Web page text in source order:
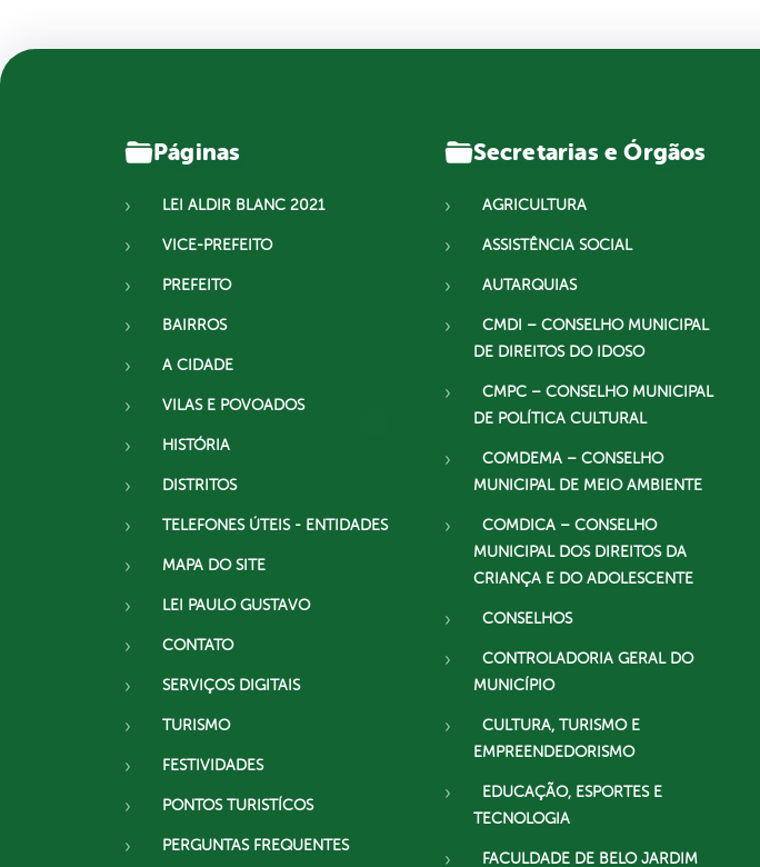
Páginas
LEI ALDIR BLANC 2021
VICE-PREFEITO
PREFEITO
BAIRROS
A CIDADE
VILAS E POVOADOS
HISTÓRIA
DISTRITOS
TELEFONES ÚTEIS - ENTIDADES
MAPA DO SITE
LEI PAULO GUSTAVO
CONTATO
SERVIÇOS DIGITAIS
TURISMO
FESTIVIDADES
PONTOS TURISTÍCOS
PERGUNTAS FREQUENTES
Secretarias e Órgãos
AGRICULTURA
ASSISTÊNCIA SOCIAL
AUTARQUIAS
CMDI – CONSELHO MUNICIPAL
DE DIREITOS DO IDOSO
CMPC – CONSELHO MUNICIPAL
DE POLÍTICA CULTURAL
COMDEMA – CONSELHO
MUNICIPAL DE MEIO AMBIENTE
COMDICA – CONSELHO
MUNICIPAL DOS DIREITOS DA
CRIANÇA E DO ADOLESCENTE
CONSELHOS
CONTROLADORIA GERAL DO
MUNICÍPIO
CULTURA, TURISMO E
EMPREENDEDORISMO
EDUCAÇÃO, ESPORTES E
TECNOLOGIA
FACULDADE DE BELO JARDIM